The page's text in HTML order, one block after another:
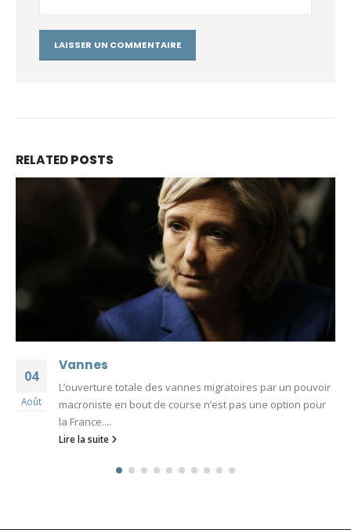
RELATEDPOSTS
04
Août
Vannes
L’ouverture totale des vannes migratoires par un pouvoir
macroniste en bout de course n’est pas une option pour
la France....
Lire la suite